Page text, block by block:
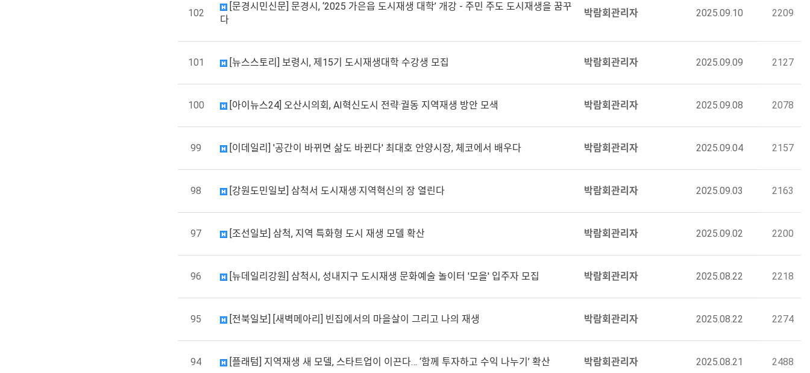
102
[문경시민신문] 문경시, ‘2025 가은읍 도시재생 대학’ 개강 - 주민 주도 도시재생을 꿈꾸
다
박람회관리자 2025.09.10 2209
101 [뉴스스토리] 보령시, 제15기 도시재생대학 수강생 모집 박람회관리자 2025.09.09 2127
100 [아이뉴스24] 오산시의회, AI혁신도시 전략·궐동 지역재생 방안 모색 박람회관리자 2025.09.08 2078
99 [이데일리] '공간이 바뀌면 삶도 바뀐다' 최대호 안양시장, 체코에서 배우다 박람회관리자 2025.09.04 2157
98 [강원도민일보] 삼척서 도시재생·지역혁신의 장 열린다 박람회관리자 2025.09.03 2163
97 [조선일보] 삼척, 지역 특화형 도시 재생 모델 확산 박람회관리자 2025.09.02 2200
96 [뉴데일리강원] 삼척시, 성내지구 도시재생 문화예술 놀이터 '모을' 입주자 모집 박람회관리자 2025.08.22 2218
95 [전북일보] [새벽메아리] 빈집에서의 마을살이 그리고 나의 재생 박람회관리자 2025.08.22 2274
94 [플래텀] 지역재생 새 모델, 스타트업이 이끈다… ‘함께 투자하고 수익 나누기’ 확산 박람회관리자 2025.08.21 2488